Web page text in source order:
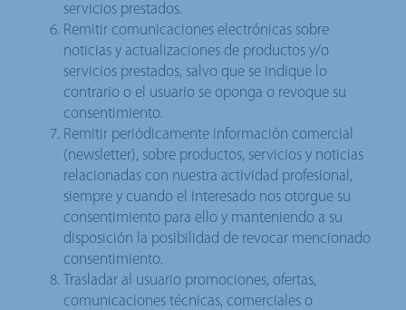
servicios prestados.
Remitir comunicaciones electrónicas sobre
noticias y actualizaciones de productos y/o
servicios prestados, salvo que se indique lo
contrario o el usuario se oponga o revoque su
consentimiento.
Remitir periódicamente información comercial
(newsletter), sobre productos, servicios y noticias
relacionadas con nuestra actividad profesional,
siempre y cuando el interesado nos otorgue su
consentimiento para ello y manteniendo a su
disposición la posibilidad de revocar mencionado
consentimiento.
Trasladar al usuario promociones, ofertas,
comunicaciones técnicas, comerciales o